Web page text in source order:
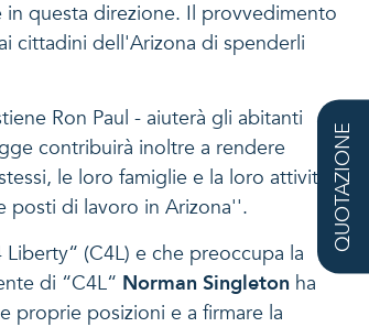
questa direzione. Il provvedimento
cittadini dell'Arizona di spenderli
Ron Paul - aiuterà gli abitanti
contribuirà inoltre a rendere
le loro famiglie e la loro attività
posti di lavoro in Arizona''.
(C4L) e che preoccupa la
di “C4L“ Norman Singleton ha
proprie posizioni e a firmare la
QUOTAZIONE